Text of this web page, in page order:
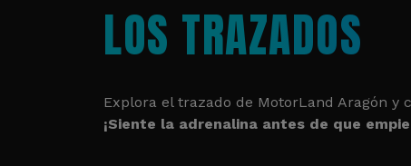
LOS TRAZADOS
Explora el trazado de MotorLand Aragón
¡Siente la adrenalina antes de que